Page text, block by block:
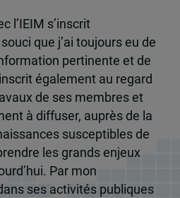
l’IEIM s’inscrit
que j’ai toujours eu de
pertinente et de
également au regard
de ses membres et
à diffuser, auprès de la
susceptibles de
les grands enjeux
Par mon
ses activités publiques